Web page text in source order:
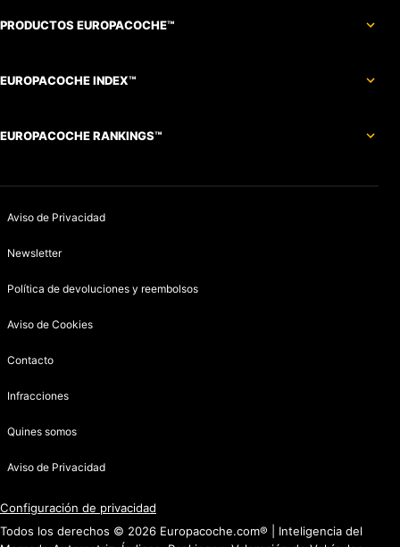
PRODUCTOS EUROPACOCHE™
EUROPACOCHE INDEX™
EUROPACOCHE RANKINGS™
Aviso de Privacidad
Newsletter
Política de devoluciones y reembolsos
Aviso de Cookies
Contacto
Infracciones
Quines somos
Aviso de Privacidad
Configuración de privacidad
Todos los derechos © 2026 Europacoche.com® | Inteligencia del